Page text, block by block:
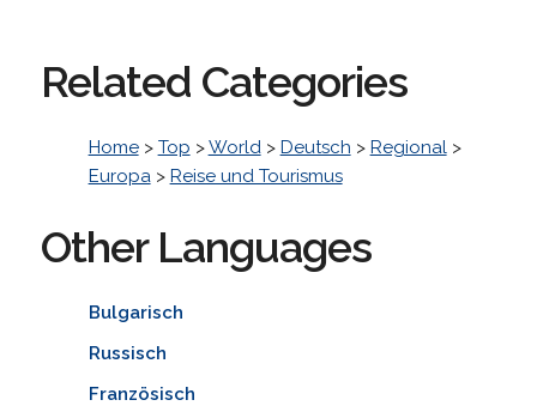
Related Categories
Home> Top >World> Deutsch > Regional>
Europa> Reise und Tourismus
Other Languages
Bulgarisch
Russisch
Französisch